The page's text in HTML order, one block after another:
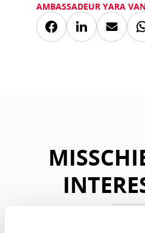
AMBASSADEUR YARA
Deel
Deel
Deel